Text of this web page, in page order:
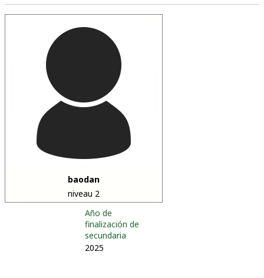
baodan
niveau 2
Año de
finalización de
secundaria
2025